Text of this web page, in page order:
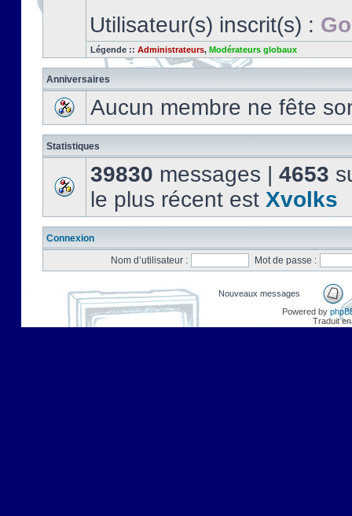
Utilisateur(s) inscrit(s) :
Légende :: Administrateurs, Modérateurs globaux
Anniversaires
Aucun membre ne fête
Statistiques
39830 messages | 4653
le plus récent est Xvolks
Connexion
Nom d’utilisateur :
Mot de passe :
Nouveaux messages
Powered by
Traduit